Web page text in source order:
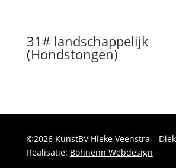
31# landschappelijk
(Hondstongen)
©2026 KunstBV Hieke Veenstra –
Realisatie: Bohnenn Webdesign